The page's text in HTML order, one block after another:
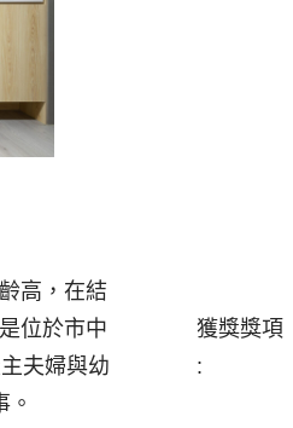
高，在結
位於市中
夫婦與幼
獲獎獎項
: